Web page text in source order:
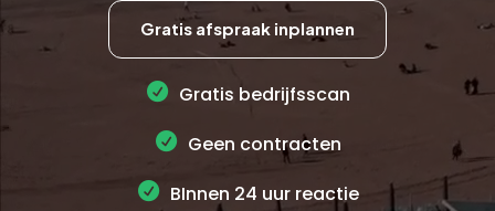
Gratis afspraak inplannen
Gratis bedrijfsscan
Geen contracten
BInnen 24 uur reactie